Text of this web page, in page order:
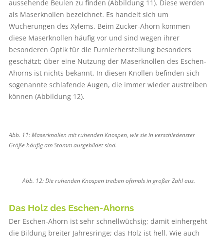
aussehende Beulen zu finden (Abbildung 11). Diese werden
als Maserknollen bezeichnet. Es handelt sich um
Wucherungen des Xylems. Beim Zucker-Ahorn kommen
diese Maserknollen häufig vor und sind wegen ihrer
besonderen Optik für die Furnierherstellung besonders
geschätzt; über eine Nutzung der Maserknollen des Eschen-
Ahorns ist nichts bekannt. In diesen Knollen befinden sich
sogenannte schlafende Augen, die immer wieder austreiben
können (Abbildung 12).
Abb. 11: Maserknollen mit ruhenden Knospen, wie sie in verschiedenster
Größe häufig am Stamm ausgebildet sind.
Abb. 12: Die ruhenden Knospen treiben oftmals in großer Zahl aus.
Das Holz des Eschen-Ahorns
Der Eschen-Ahorn ist sehr schnellwüchsig; damit einhergeht
die Bildung breiter Jahresringe; das Holz ist hell. Wie auch